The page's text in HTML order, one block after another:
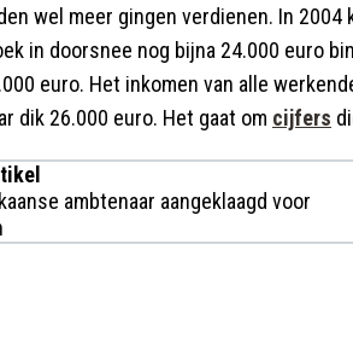
wel meer gingen verdienen. In
in doorsnee nog bijna 24.000 euro
euro. Het inkomen van alle
dik 26.000 euro. Het gaat om cijfers
ambtenaar aangeklaagd voor